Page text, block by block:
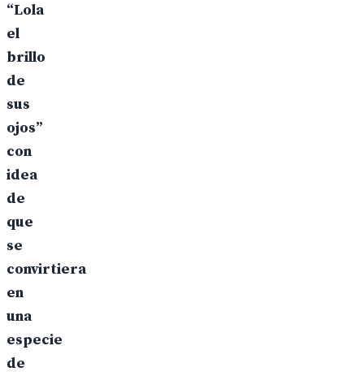
“Lola
el
brillo
de
sus
ojos”
con
idea
de
que
se
convirtiera
en
una
especie
de